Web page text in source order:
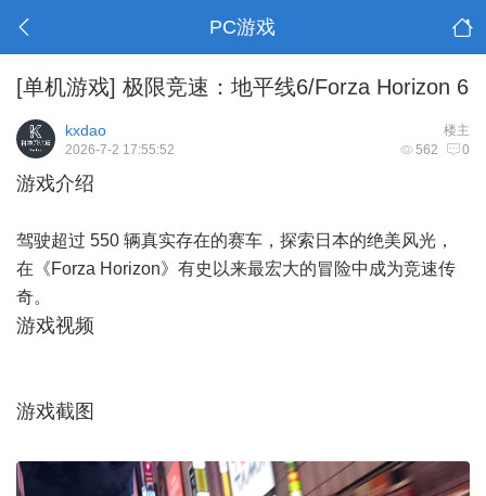
PC游戏
[单机游戏] 极限竞速：地平线6/Forza Horizon 6
楼主
kxdao
562 0
2026-7-2 17:55:52
游戏介绍
驾驶超过 550 辆真实存在的赛车，探索日本的绝美风光，
在《Forza Horizon》有史以来最宏大的冒险中成为竞速传
奇。
游戏视频
游戏截图